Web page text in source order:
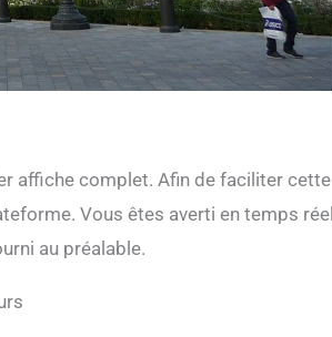
affiche complet. Afin de faciliter cette
Vous êtes averti en temps réel
au préalable.